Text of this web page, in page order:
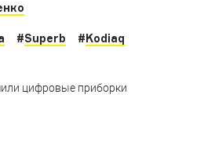
#Superb #Kodiaq
цифровые приборки